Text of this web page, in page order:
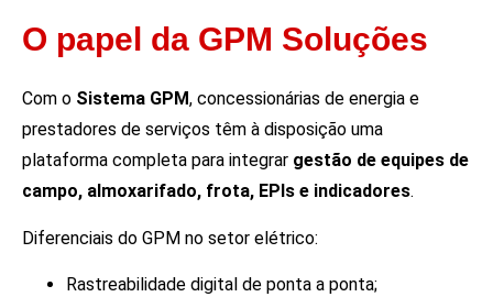
O papel da GPM Soluções
Com o Sistema GPM, concessionárias de energia e
prestadores de serviços têm à disposição uma
plataforma completa para integrar gestão de equipes de
campo, almoxarifado, frota, EPIs e indicadores.
Diferenciais do GPM no setor elétrico:
Rastreabilidade digital de ponta a ponta;